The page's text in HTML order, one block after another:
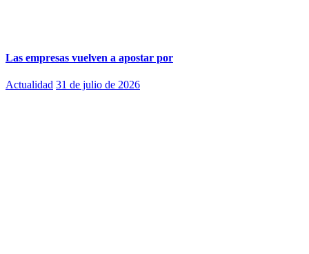
Las empresas vuelven a apostar por
Actualidad 31 de julio de 2026